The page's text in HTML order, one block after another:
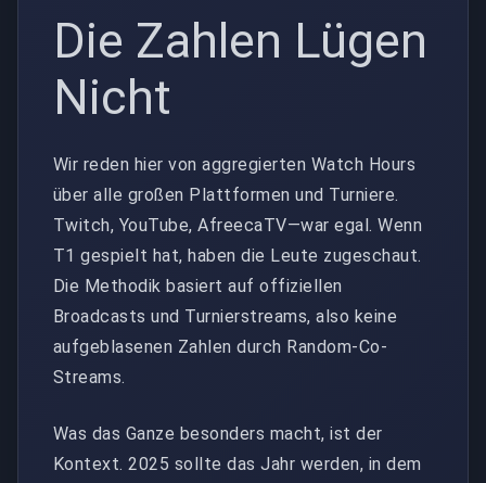
Die Zahlen Lügen
Nicht
Wir reden hier von aggregierten Watch Hours
über alle großen Plattformen und Turniere.
Twitch, YouTube, AfreecaTV—war egal. Wenn
T1 gespielt hat, haben die Leute zugeschaut.
Die Methodik basiert auf offiziellen
Broadcasts und Turnierstreams, also keine
aufgeblasenen Zahlen durch Random-Co-
Streams.
Was das Ganze besonders macht, ist der
Kontext. 2025 sollte das Jahr werden, in dem